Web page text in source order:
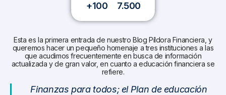
+100 7.500
Esta es la primera entrada de nuestro Blog Píldora Financiera, y
queremos hacer un pequeño homenaje a tres instituciones a las
que acudimos frecuentemente en busca de información
actualizada y de gran valor, en cuanto a educación financiera se
refiere.
Finanzas para todos; el Plan de educación